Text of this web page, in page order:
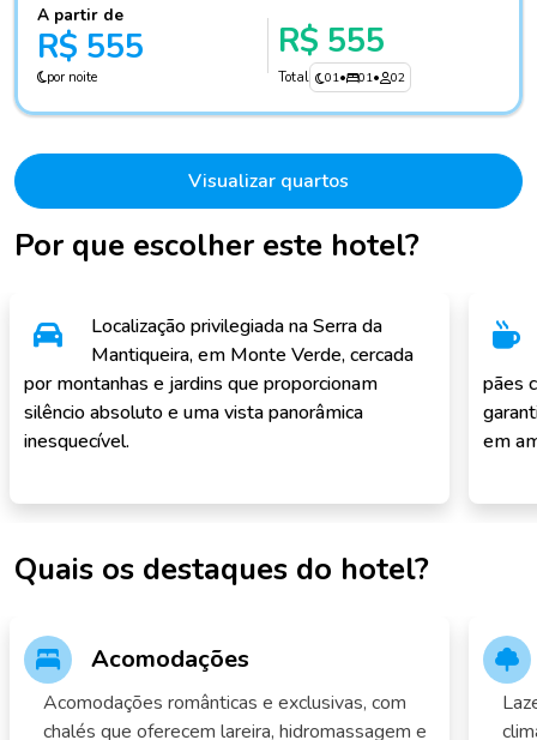
Por que escolher este hotel?
Localização privilegiada na Serra da
Mantiqueira, em Monte Verde, cercada
por montanhas e jardins que proporcionam
silêncio absoluto e uma vista panorâmica
inesquecível.
pães
em
A partir de
R$ 555
por noite
R$ 555
Total 01• 01• 02
Visualizar quartos
Quais os destaques do hotel?
Acomodações
Acomodações românticas e exclusivas, com
chalés que oferecem lareira, hidromassagem e